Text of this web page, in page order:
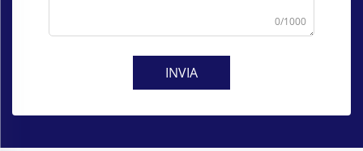
0/1000
INVIA